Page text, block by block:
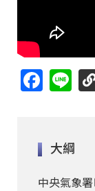
Facebook
Line
大綱
中央氣象